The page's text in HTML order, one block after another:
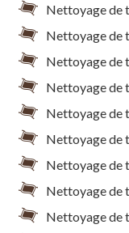
Nettoyage de
Nettoyage de
Nettoyage de
Nettoyage de
Nettoyage de
Nettoyage de
Nettoyage de
Nettoyage de
Nettoyage de